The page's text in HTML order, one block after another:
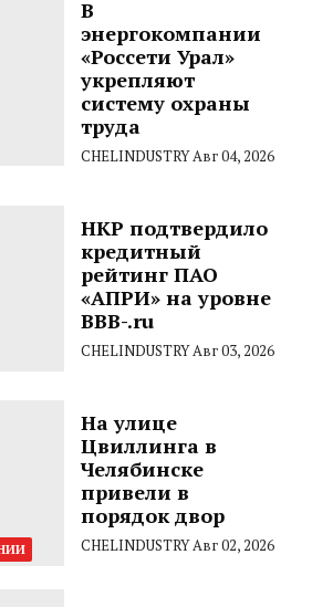
В
энергокомпании
«Россети Урал»
укрепляют
систему охраны
труда
CHELINDUSTRYАвг 04, 2026
НКР подтвердило
кредитный
рейтинг ПАО
«АПРИ» на уровне
BBB-.ru
CHELINDUSTRYАвг 03, 2026
На улице
Цвиллинга в
Челябинске
привели в
порядок двор
CHELINDUSTRYАвг 02, 2026